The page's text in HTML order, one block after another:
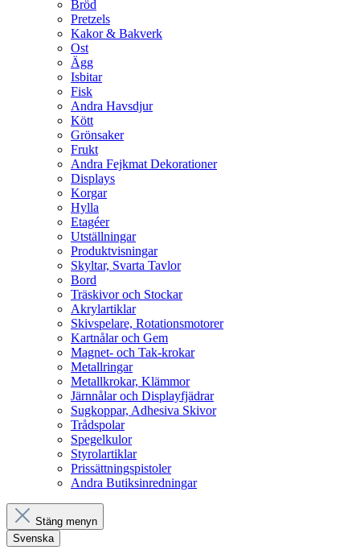
Bröd
Pretzels
Kakor & Bakverk
Ost
Ägg
Isbitar
Fisk
Andra Havsdjur
Kött
Grönsaker
Frukt
Andra Fejkmat Dekorationer
Displays
Korgar
Hylla
Etagéer
Utställningar
Produktvisningar
Skyltar, Svarta Tavlor
Bord
Träskivor och Stockar
Akrylartiklar
Skivspelare, Rotationsmotorer
Kartnålar och Gem
Magnet- och Tak-krokar
Metallringar
Metallkrokar, Klämmor
Järnnålar och Displayfjädrar
Sugkoppar, Adhesiva Skivor
Trådspolar
Spegelkulor
Styrolartiklar
Prissättningspistoler
Andra Butiksinredningar
Stäng menyn
Svenska